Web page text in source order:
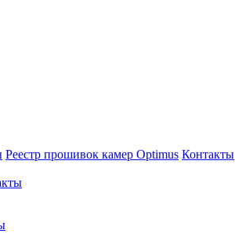
Реестр прошивок камер Optimus Контакты